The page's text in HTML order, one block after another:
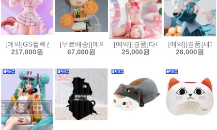
[예약]GS컬렉션 1/7 우마무스메 - 애스턴 마짱 녹지 않는 설탕 과자 버
217,000원
[무료배송][예약]넨도로이드 홀로라이브 - 나츠이로
67,000원
[예약][경품]타이토 어떤 과학의
25,000원
[예약][경품]세
26,000원